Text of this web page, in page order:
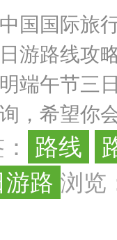
国国际旅
游路线攻
端午节三
，希望你
路线
游路 浏览